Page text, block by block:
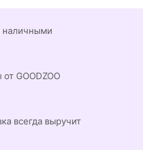
наличными
GOODZOO
всегда выручит